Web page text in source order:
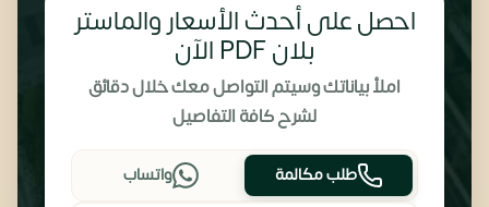
احصل على أحدث الأسعار والماستر
بلان PDF الآن
املأ بياناتك وسيتم التواصل معك خلال دقائق
لشرح كافة التفاصيل
طلب مكالمة واتساب